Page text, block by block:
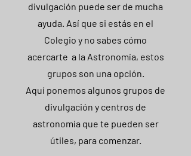
divulgación puede ser de mucha
ayuda. Así que si estás en el
Colegio y no sabes cómo
acercarte a la Astronomía, estos
grupos son una opción.
Aquí ponemos algunos grupos de
divulgación y centros de
astronomía que te pueden ser
útiles, para comenzar.